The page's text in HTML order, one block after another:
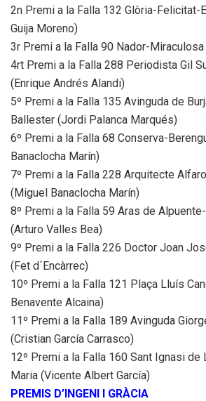
2n Premi a la Falla 132 Glòria-Felicitat-
Guija Moreno)
3r Premi a la Falla 90 Nador-
4rt Premi a la Falla 288 Periodista Gil
(Enrique Andrés Alandi)
5º Premi a la Falla 135 Avinguda de
Ballester (Jordi Palanca Marqués)
6º Premi a la Falla 68 Conserva-
Banaclocha Marín)
7º Premi a la Falla 228 Arquitecte
(Miguel Banaclocha Marín)
8º Premi a la Falla 59 Aras de
(Arturo Valles Bea)
9º Premi a la Falla 226 Doctor Joan
(Fet d´Encàrrec)
10º Premi a la Falla 121 Plaça Lluís
Benavente Alcaina)
11º Premi a la Falla 189 Avinguda
(Cristian García Carrasco)
12º Premi a la Falla 160 Sant Ignasi
Maria (Vicente Albert García)
PREMIS D’INGENI I GRÀCIA